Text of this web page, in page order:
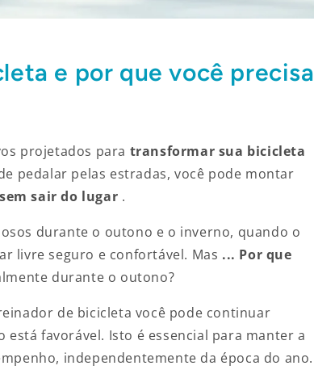
e por que você precisa
projetados para transformar sua bicicleta
pedalar pelas estradas, você pode montar
sair do lugar .
durante o outono e o inverno, quando o
livre seguro e confortável. Mas ... Por que
durante o outono?
de bicicleta você pode continuar
favorável. Isto é essencial para manter a
independentemente da época do ano.